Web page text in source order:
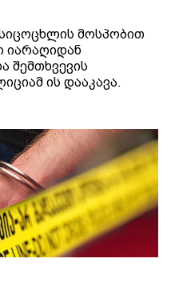
მოსპობით
იარაღიდან
შემთხვევის
ის დააკავა.